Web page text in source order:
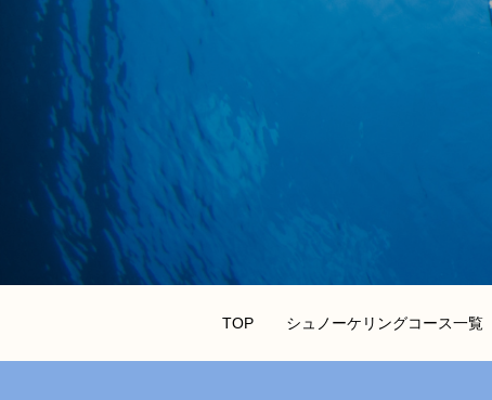
TOP シュノーケリングコース一覧